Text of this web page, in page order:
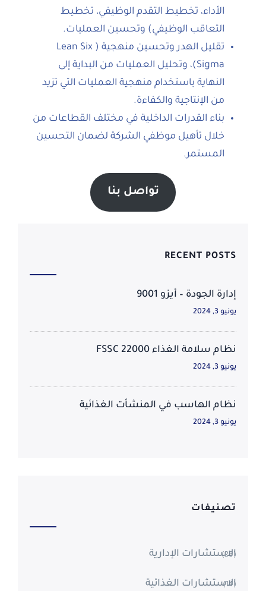
الأداء، تخطيط التقدم الوظيفي، تخطيط
التعاقب الوظيفي) وتحسين العمليات.
تقليل الهدر وتحسين منهجية ( Lean Six
Sigma)، وتحليل العمليات من البداية إلى
النهاية باستخدام منهجية العمليات التي تزيد
من الإنتاجية والكفاءة.
بناء القدرات الداخلية في مختلف القطاعات من
خلال تأهيل موظفي الشركة لضمان التحسين
المستمر.
تواصل بنا
RECENT POSTS
إدارة الجودة – أيزو 9001
يونيو 3, 2024
نظام سلامة الغذاء FSSC 22000
يونيو 3, 2024
نظام الهاسب في المنشأت الغذائية
يونيو 3, 2024
تصنيفات
الاستشارات الإدارية(28)
الاستشارات الغذائية(14)